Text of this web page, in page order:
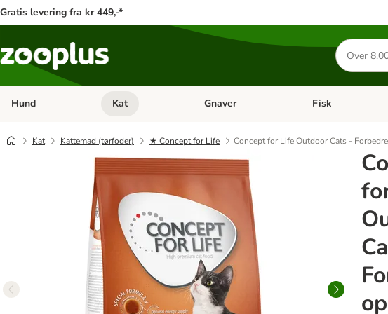
Gratis levering fra kr 449,-*
Søg
efter
produkter
Hund Åben kategori menu: Hund
Kat Åben kategori menu: Kat
Gnaver Åben kategori
Fisk
Kat Kattemad (tørfoder) ★ Concept for Life Concept for Life Outdoor Cats -